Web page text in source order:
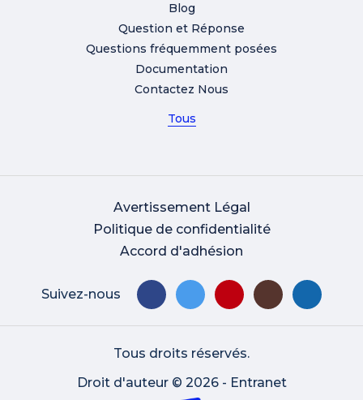
Blog
Question et Réponse
Questions fréquemment posées
Documentation
Contactez Nous
Tous
Avertissement Légal
Politique de confidentialité
Accord d'adhésion
Suivez-nous
Tous droits réservés.
Droit d'auteur © 2026 - Entranet